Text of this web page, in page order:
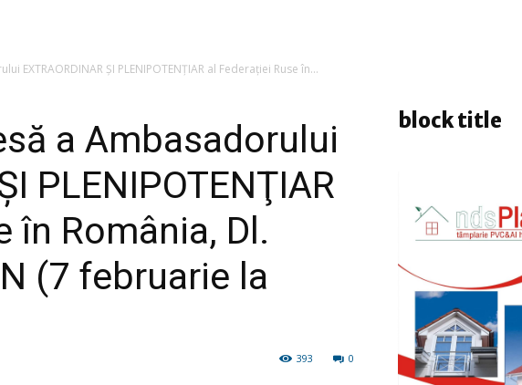
EXTRAORDINAR ŞI PLENIPOTENŢIAR al Federației Ruse în...
a Ambasadorului
PLENIPOTENŢIAR
în România, Dl.
(7 februarie la
0
393
block title